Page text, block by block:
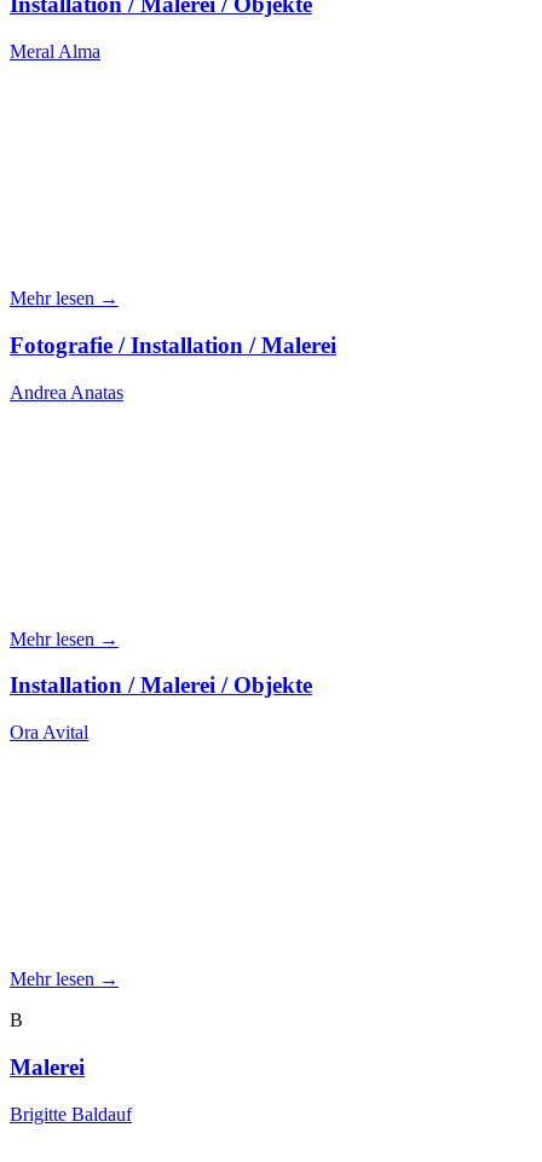
Meral Alma
Mehr lesen →
Fotografie / Installation / Malerei
Andrea Anatas
Mehr lesen →
Installation / Malerei / Objekte
Ora Avital
Mehr lesen →
B
Malerei
Brigitte Baldauf